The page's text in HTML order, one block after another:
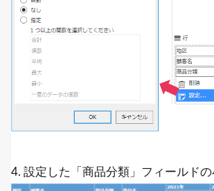
4. 設定した「商品分類」フィールド